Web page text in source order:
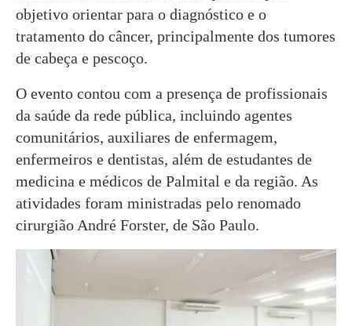
objetivo orientar para o diagnóstico e o
tratamento do câncer, principalmente dos tumores
de cabeça e pescoço.
O evento contou com a presença de profissionais
da saúde da rede pública, incluindo agentes
comunitários, auxiliares de enfermagem,
enfermeiros e dentistas, além de estudantes de
medicina e médicos de Palmital e da região. As
atividades foram ministradas pelo renomado
cirurgião André Forster, de São Paulo.